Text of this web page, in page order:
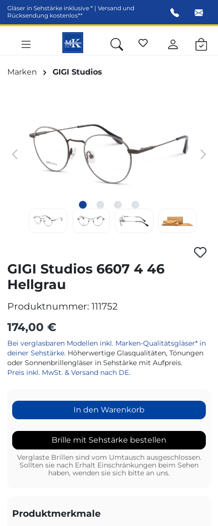
springen
Gläser in Sehstärke inklusive * | Versand und
Rücksendung kostenlos**
Marken GIGI Studios
GIGI Studios 6607 4 46
Hellgrau
Produktnummer: 111752
174,00 €
Bei verglasbaren Modellen inkl. Marken-Qualitätsgläser* in
deiner Sehstärke. Höherwertige Glasqualitäten, Tönungen
oder Sonnenbrillengläser in Sehstärke mit Aufpreis.
Preis inkl. MwSt. & Versand nach DE.
In den Warenkorb
Brille mit Sehstärke bestellen
Verglaste Brillen sind vom Umtausch ausgeschlossen.
Sollten sie nach Erhalt Einschränkungen beim Sehen
haben, wenden sie sich bitte an uns.
Produktmerkmale